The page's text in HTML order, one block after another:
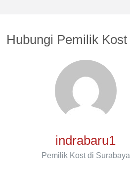
Hubungi Pemilik Kost
indrabaru1
Pemilik Kost di Surabaya